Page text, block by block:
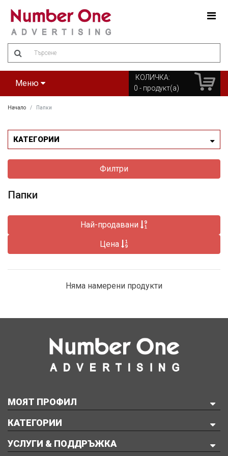
dollars)
Меню
КОЛИЧКА:
0 - продукт(а)
Начало Папки
КАТЕГОРИИ
Филтри
Папки
Най-продавани
Цена
Няма намерени продукти
МОЯТ ПРОФИЛ
КАТЕГОРИИ
УСЛУГИ & ПОДДРЪЖКА